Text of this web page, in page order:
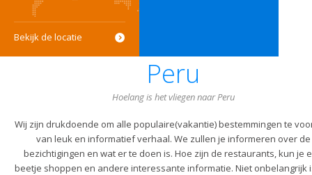
Bekijk de locatie
Peru
Hoelang is het vliegen naar Peru
Wij zijn drukdoende om alle populaire(vakantie) bestemmingen te
van leuk en informatief verhaal. We zullen je informeren over de
bezichtigingen en wat er te doen is. Hoe zijn de restaurants, kun je
beetje shoppen en andere interessante informatie. Niet onbelangrijk